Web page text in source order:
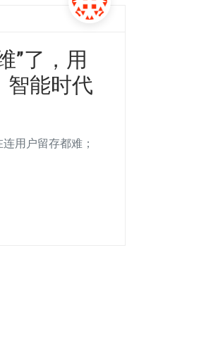
”了，用
智能时代
用户留存都难；